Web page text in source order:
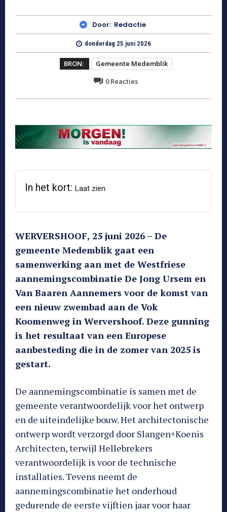
Door: Redactie
donderdag 25 juni 2026
BRON:
Gemeente Medemblik
0Reacties
In het kort: Laat zien
WERVERSHOOF, 25 juni 2026 – De
gemeente Medemblik gaat een
samenwerking aan met de Westfriese
aannemingscombinatie De Jong Ursem en
Van Baaren Aannemers voor de komst van
een nieuw zwembad aan de Vok
Koomenweg in Wervershoof. Deze gunning
is het resultaat van een Europese
aanbesteding die in de zomer van 2025 is
gestart.
De aannemingscombinatie is samen met de
gemeente verantwoordelijk voor het ontwerp
en de uiteindelijke bouw. Het architectonische
ontwerp wordt verzorgd door Slangen+Koenis
Architecten, terwijl Hellebrekers
verantwoordelijk is voor de technische
installaties. Tevens neemt de
aannemingscombinatie het onderhoud
gedurende de eerste vijftien jaar voor haar